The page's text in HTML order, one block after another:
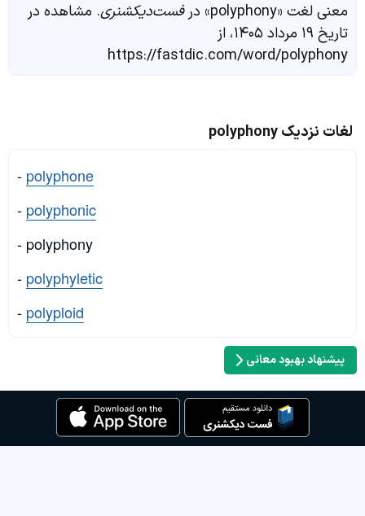
معنی لغت «polyphony» در فست‌دیکشنری. مشاهده در
تاریخ ۱۹ مرداد ۱۴۰۵، از
https://fastdic.com/word/polyphony
لغات نزدیک polyphony
- polyphone
- polyphonic
- polyphony
- polyphyletic
- polyploid
پیشنهاد بهبود معانی